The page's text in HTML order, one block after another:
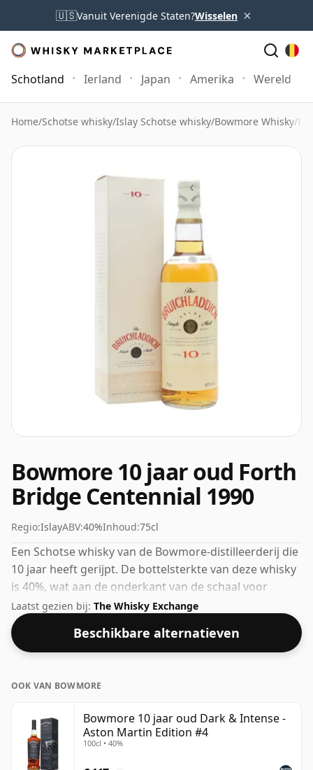
🇺🇸Vanuit Verenigde Staten?Wisselen ×
Schotland Ierland Japan Amerika Wereld
Home/Schotse whisky/Islay Schotse whisky/Bowmore Whisky/
Bowmore 10 jaar oud Forth
Bridge Centennial 1990
Regio:IslayABV:40%Inhoud:75cl
Een Schotse whisky van de Bowmore-distilleerderij die
10 jaar heeft gerijpt. De bottelsterkte van deze whisky
is 40%, wat aan de onderkant van de schaal voor
whisky's ligt. Hoewel veel consumenten er
tegenwoordig op aandringen dat producenten dichter
bij de 43% of 46% bottelen, zijn er nog steeds enkele
fijne whisky's met een lagere sterkte.
Laatst gezien bij: The Whisky Exchange
Beschikbare alternatieven
OOK VAN BOWMORE
Bowmore 10 jaar oud Dark & Intense -
Aston Martin Edition #4
100cl • 40%